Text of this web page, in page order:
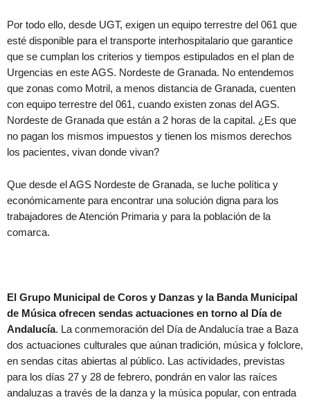
Por todo ello, desde UGT, exigen un equipo terrestre del 061 que
esté disponible para el transporte interhospitalario que garantice
que se cumplan los criterios y tiempos estipulados en el plan de
Urgencias en este AGS. Nordeste de Granada. No entendemos
que zonas como Motril, a menos distancia de Granada, cuenten
con equipo terrestre del 061, cuando existen zonas del AGS.
Nordeste de Granada que están a 2 horas de la capital. ¿Es que
no pagan los mismos impuestos y tienen los mismos derechos
los pacientes, vivan donde vivan?
Que desde el AGS Nordeste de Granada, se luche política y
económicamente para encontrar una solución digna para los
trabajadores de Atención Primaria y para la población de la
comarca.
El Grupo Municipal de Coros y Danzas y la Banda Municipal
de Música ofrecen sendas actuaciones en torno al Día de
Andalucía. La conmemoración del Día de Andalucía trae a Baza
dos actuaciones culturales que aúnan tradición, música y folclore,
en sendas citas abiertas al público. Las actividades, previstas
para los días 27 y 28 de febrero, pondrán en valor las raíces
andaluzas a través de la danza y la música popular, con entrada